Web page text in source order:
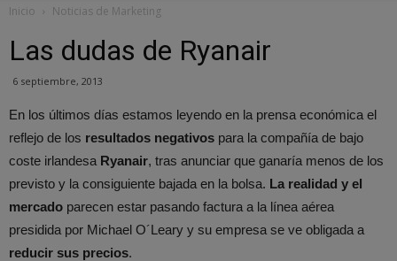
Inicio Noticias de Marketing
Las dudas de Ryanair
6 septiembre, 2013
En los últimos días estamos leyendo en la prensa económica el
reflejo de los resultados negativos para la compañía de bajo
coste irlandesa Ryanair, tras anunciar que ganaría menos de los
previsto y la consiguiente bajada en la bolsa. La realidad y el
mercado parecen estar pasando factura a la línea aérea
presidida por Michael O´Leary y su empresa se ve obligada a
reducir sus precios.